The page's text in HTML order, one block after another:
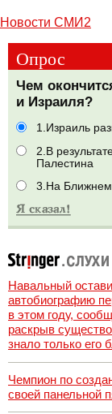
Новости СМИ2
Опрос
Чем
и Израиля?
1.Израиль
2.В
Палестина
3.На Ближнем
Навальный
автобиографию
в этом году,
раскрыв
знало только его
Чемпион по
своей панельной